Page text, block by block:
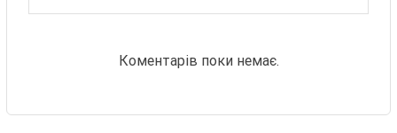
Коментарів поки немає.